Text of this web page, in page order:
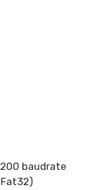
baudrate
Fat32)